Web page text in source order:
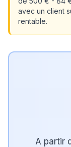
avec un client
rentable.
A partir